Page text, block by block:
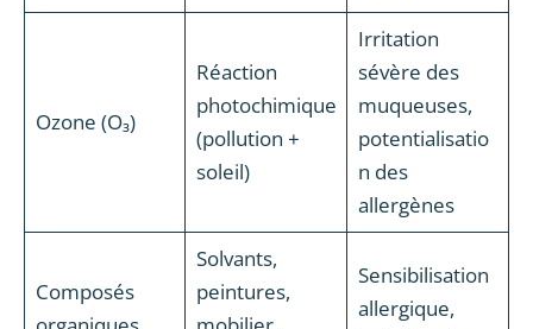
Ozone (O₃)
Réaction
photochimique
(pollution +
soleil)
Irritation
sévère des
muqueuses,
potentialisatio
n des
allergènes
Composés
Solvants,
peintures,
Sensibilisation
allergique,